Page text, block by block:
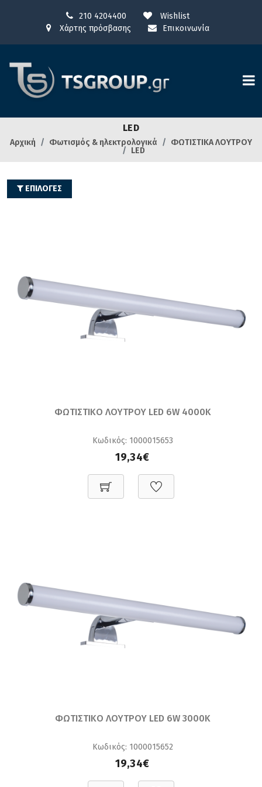
210 4204400
Wishlist
Χάρτης πρόσβασης
Επικοινωνία
LED
Αρχική Φωτισμός & ηλεκτρολογικά
ΦΩΤΙΣΤΙΚΑ ΛΟΥΤΡΟΥ
LED
ΕΠΙΛΟΓΕΣ
ΦΩΤΙΣΤΙΚΟ ΛΟΥΤΡΟΥ LED 6W 4000K
Κωδικός: 1000015653
19,34€
ΦΩΤΙΣΤΙΚΟ ΛΟΥΤΡΟΥ LED 6W 3000K
Κωδικός: 1000015652
19,34€